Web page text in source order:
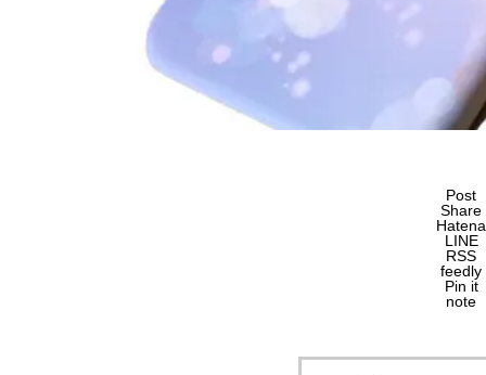
Post
Share
Hatena
LINE
RSS
feedly
Pin it
note